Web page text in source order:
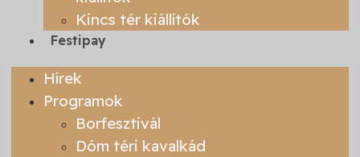
Kincs tér kiállítók
Festipay
Hírek
Programok
Borfesztivál
Dóm téri kavalkád